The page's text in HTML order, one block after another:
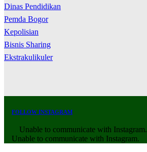
Dinas Pendidikan
Pemda Bogor
Kepolisian
Bisnis Sharing
Ekstrakulikuler
FOLLOW INSTAGRAM
Unable to communicate with Instagram.
Unable to communicate with Instagram.